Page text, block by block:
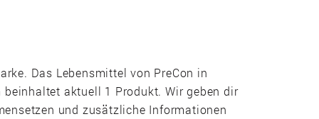
Das Lebensmittel von PreCon in
beinhaltet aktuell 1 Produkt. Wir geben dir
und zusätzliche Informationen